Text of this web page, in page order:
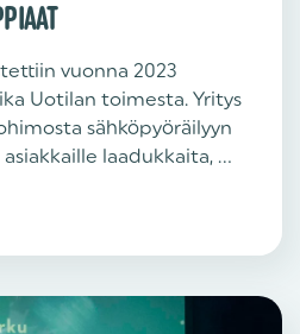
vuonna 2023
Uotilan toimesta. Yritys
sähköpyöräilyyn
laadukkaita, ...